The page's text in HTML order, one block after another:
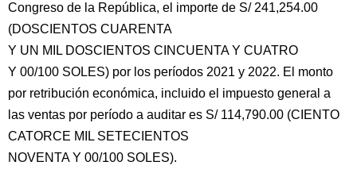
Congreso de la República, el importe de S/ 241,254.00
(DOSCIENTOS CUARENTA
Y UN MIL DOSCIENTOS CINCUENTA Y CUATRO
Y 00/100 SOLES) por los períodos 2021 y 2022. El monto
por retribución económica, incluido el impuesto general a
las ventas por período a auditar es S/ 114,790.00 (CIENTO
CATORCE MIL SETECIENTOS
NOVENTA Y 00/100 SOLES).